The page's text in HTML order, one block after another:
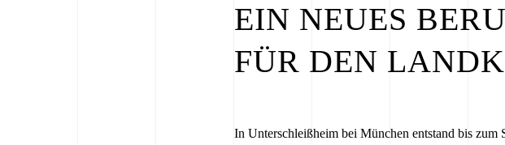
EIN NEUES
FÜR DEN
In Unterschleißheim bei München entstand bis